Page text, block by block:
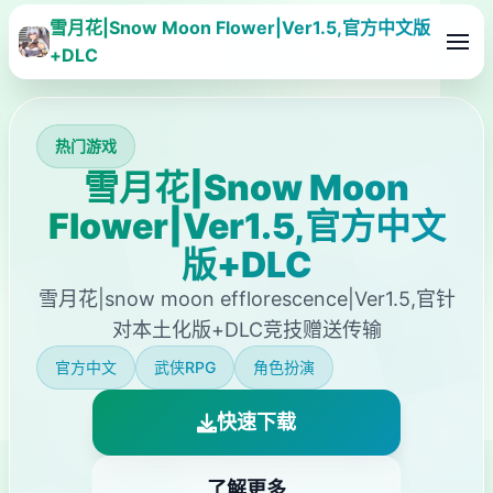
雪月花|Snow Moon Flower|Ver1.5,官方中文版
+DLC
热门游戏
雪月花|Snow Moon
Flower|Ver1.5,官方中文
版+DLC
雪月花|snow moon efflorescence|Ver1.5,官针
对本土化版+DLC竞技赠送传输
官方中文 武侠RPG 角色扮演
快速下载